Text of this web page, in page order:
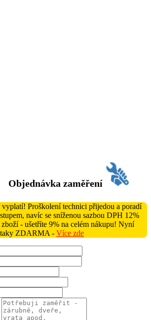
Objednávka zaměření
vyplatí! Proškolení technici přijedou a poradí
navíc se sníženou sazbou DPH 12%
- ušetříte 9% na celém nákupu! Nyní
taky ZDARMA - Více zde